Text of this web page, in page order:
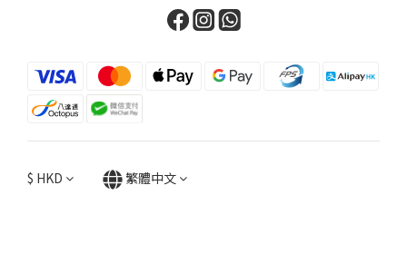
$ HKD 繁體中文